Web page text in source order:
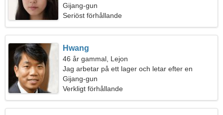
förhållande
Gijang-gun
Seriöst förhållande
Hwang
46 år gammal, Lejon
Jag arbetar på ett lager och letar efter en
elegant kvinna
Gijang-gun
Verkligt förhållande